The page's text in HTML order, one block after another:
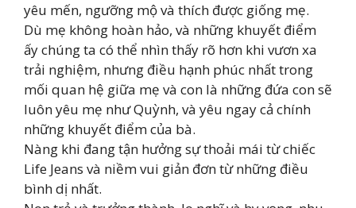
yêu mến, ngưỡng mộ và thích được giống mẹ.
Dù mẹ không hoàn hảo, và những khuyết điểm
ấy chúng ta có thể nhìn thấy rõ hơn khi vươn xa
trải nghiệm, nhưng điều hạnh phúc nhất trong
mối quan hệ giữa mẹ và con là những đứa con sẽ
luôn yêu mẹ như Quỳnh, và yêu ngay cả chính
những khuyết điểm của bà.
Nàng khi đang tận hưởng sự thoải mái từ chiếc
Life Jeans và niềm vui giản đơn từ những điều
bình dị nhất.